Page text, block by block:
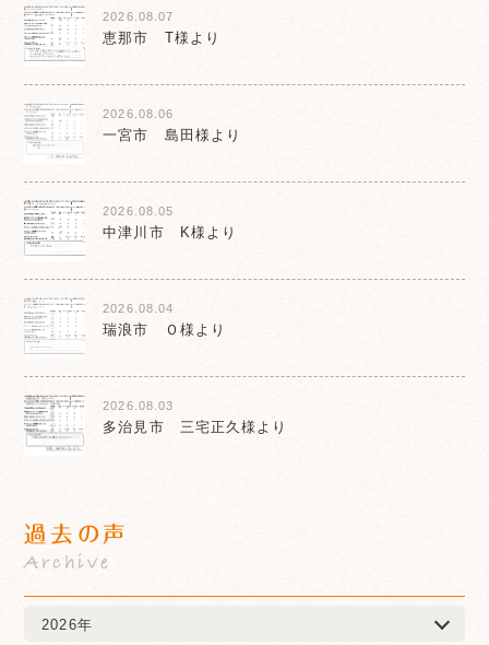
2026.08.07
恵那市 T様より
2026.08.06
一宮市 島田様より
2026.08.05
中津川市 K様より
2026.08.04
瑞浪市 Ｏ様より
2026.08.03
多治見市 三宅正久様より
過去の声
Archive
2026年